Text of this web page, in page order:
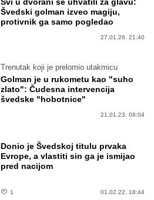
Švedski golman izveo magiju,
protivnik ga samo pogledao
27.01.26. 21:40
Trenutak koji je prelomio utakmicu
Golman je u rukometu kao "suho
zlato": Čudesna intervencija
švedske "hobotnice"
21.01.23. 08:04
Donio je Švedskoj titulu prvaka
Evrope, a vlastiti sin ga je ismijao
pred nacijom
1 01.02.22. 18:44